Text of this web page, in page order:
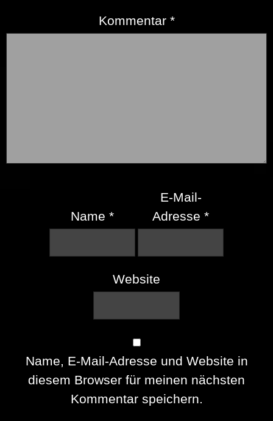
Kommentar *
Name *
E-Mail-
Adresse*
Website
Name, E-Mail-Adresse und Website in
diesem Browser für meinen nächsten
Kommentar speichern.